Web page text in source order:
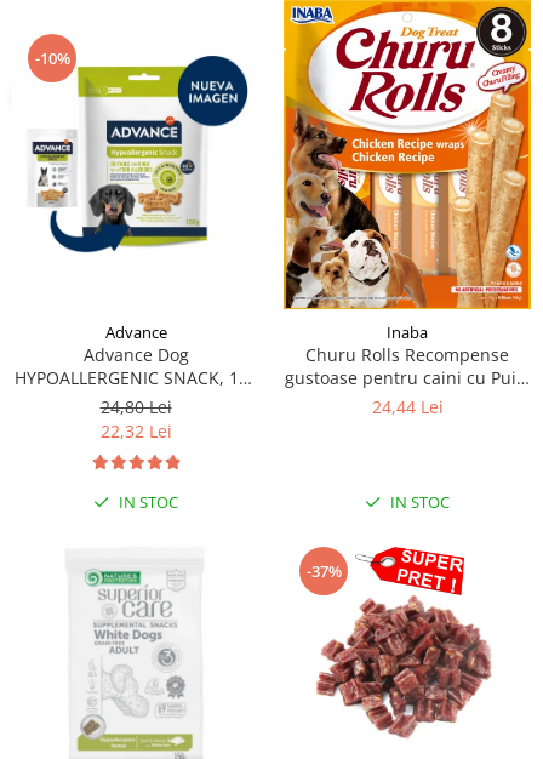
-10%
Advance
Advance Dog
HYPOALLERGENIC SNACK, 150
g
24,80 Lei
22,32 Lei
IN STOC
Inaba
Churu Rolls Recompense
gustoase pentru caini cu Pui 8
x 12 g
24,44 Lei
IN STOC
-37%